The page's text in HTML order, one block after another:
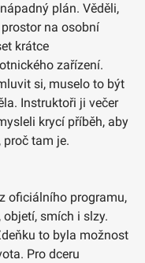
plán. Věděli,
na osobní
krátce
zařízení.
si, muselo to být
Instruktoři ji večer
krycí příběh, aby
tam je.
oficiálního programu,
objetí, smích i slzy.
to byla možnost
Pro dceru